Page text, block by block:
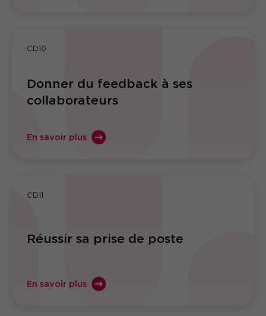
CD10
Donner du feedback à ses
collaborateurs
En savoir plus
CD11
Réussir sa prise de poste
En savoir plus